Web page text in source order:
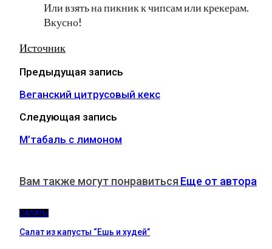
Или взять на пикник к чипсам или крекерам.
Вкусно!
Источник
Предыдущая запись
Веганский цитрусовый кекс
Следующая запись
М’табаль с лимоном
Вам также могут понравиться Еще от автора
САЛАТЫ
Салат из капусты “Ешь и худей”